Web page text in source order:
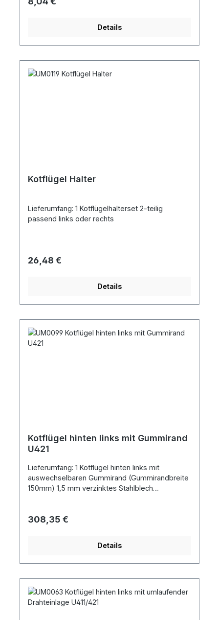
Details
Kotflügel Halter
Lieferumfang: 1 Kotflügelhalterset 2-teilig
passend links oder rechts
Regulärer Preis:
26,48 €
Details
Kotflügel hinten links mit Gummirand
U421
Lieferumfang: 1 Kotflügel hinten links mit
auswechselbaren Gummirand (Gummirandbreite
150mm) 1,5 mm verzinktes Stahlblech
mm
Regulärer Preis:
308,35 €
Details